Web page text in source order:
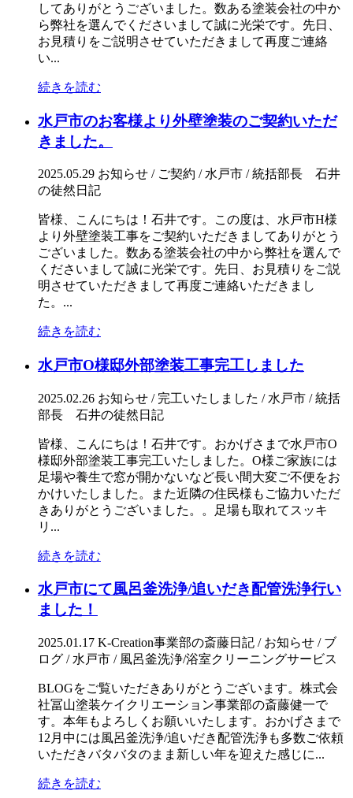
してありがとうございました。数ある塗装会社の中か
ら弊社を選んでくださいまして誠に光栄です。先日、
お見積りをご説明させていただきまして再度ご連絡
い...
続きを読む
水戸市のお客様より外壁塗装のご契約いただ
きました。
2025.05.29 お知らせ / ご契約 / 水戸市 / 統括部長 石井
の徒然日記
皆様、こんにちは！石井です。この度は、水戸市H様
より外壁塗装工事をご契約いただきましてありがとう
ございました。数ある塗装会社の中から弊社を選んで
くださいまして誠に光栄です。先日、お見積りをご説
明させていただきまして再度ご連絡いただきまし
た。...
続きを読む
水戸市O様邸外部塗装工事完工しました
2025.02.26 お知らせ / 完工いたしました / 水戸市 / 統括
部長 石井の徒然日記
皆様、こんにちは！石井です。おかげさまで水戸市O
様邸外部塗装工事完工いたしました。O様ご家族には
足場や養生で窓が開かないなど長い間大変ご不便をお
かけいたしました。また近隣の住民様もご協力いただ
きありがとうございました。。足場も取れてスッキ
リ...
続きを読む
水戸市にて風呂釜洗浄/追いだき配管洗浄行い
ました！
2025.01.17 K-Creation事業部の斎藤日記 / お知らせ / ブ
ログ / 水戸市 / 風呂釜洗浄/浴室クリーニングサービス
BLOGをご覧いただきありがとうございます。株式会
社冨山塗装ケイクリエーション事業部の斎藤健一で
す。本年もよろしくお願いいたします。おかげさまで
12月中には風呂釜洗浄/追いだき配管洗浄も多数ご依頼
いただきバタバタのまま新しい年を迎えた感じに...
続きを読む